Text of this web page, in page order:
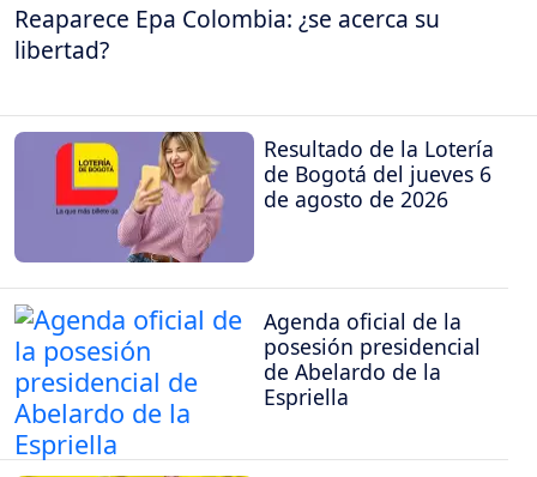
Reaparece Epa Colombia: ¿se acerca su
libertad?
Resultado de la Lotería
de Bogotá del jueves 6
de agosto de 2026
Agenda oficial de la
posesión presidencial
de Abelardo de la
Espriella